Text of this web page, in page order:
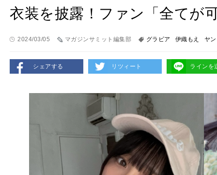
衣装を披露！ファン「全てが
2024/03/05 マガジンサミット編集部 グラビア 伊織もえ ヤ
シェアする リツィート ラインを